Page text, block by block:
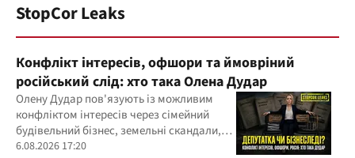
StopCor Leaks
Конфлікт інтересів, офшори та ймовріний
російський слід: хто така Олена Дудар
Олену Дудар пов'язують із можливим
конфліктом інтересів через сімейний
будівельний бізнес, земельні скандали,
судові справи
6.08.2026 17:20